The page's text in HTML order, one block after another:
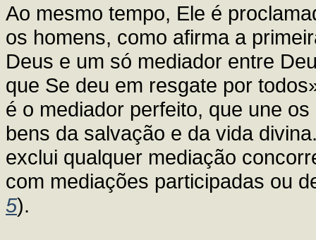
Ao mesmo tempo, Ele é
os homens, como afirma a
Deus e um só mediador entre
que Se deu em resgate por
é o mediador perfeito, que une
bens da salvação e da vida
exclui qualquer mediação
com mediações participadas ou
5).